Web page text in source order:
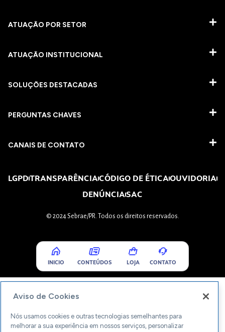
ATUAÇÃO POR SETOR
ATUAÇÃO INSTITUCIONAL
SOLUÇÕES DESTACADAS
PERGUNTAS CHAVES​
CANAIS DE CONTATO
LGPDTRANSPARÊNCIACÓDIGO DE ÉTICAOUVIDORIA
DENÚNCIASAC
© 2024 Sebrae/PR. Todos os direitos reservados.
INICIO CONTEÚDOS LOJA CONTATO
Aviso de Cookies
Nós usamos cookies e outras tecnologias semelhantes para
melhorar a sua experiência em nossos serviços, personalizar